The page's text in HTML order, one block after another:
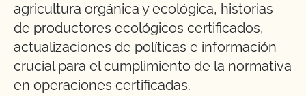
agricultura orgánica y ecológica, historias
de productores ecológicos certificados,
actualizaciones de políticas e información
crucial para el cumplimiento de la normativa
en operaciones certificadas.